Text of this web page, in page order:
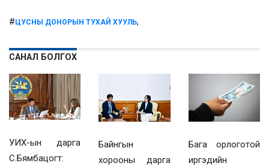
# ЦУСНЫ ДОНОРЫН ТУХАЙ ХУУЛЬ,
САНАЛ БОЛГОХ
УИХ-ын дарга
С.Бямбацогт:
Байнгын
хорооны дарга
Бага орлоготой
иргэдийн